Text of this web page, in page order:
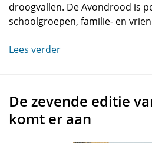
droogvallen. De Avondrood is
schoolgroepen, familie- en
Lees verder
De zevende editie
komt er aan